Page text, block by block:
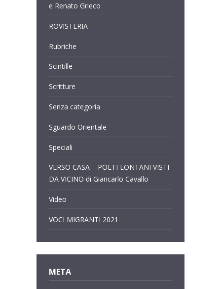
e Renato Grieco
ROVISTERIA
Rubriche
Scintille
Scritture
Senza categoria
Sguardo Orientale
Speciali
VERSO CASA – POETI LONTANI VISTI
DA VICINO di Giancarlo Cavallo
Video
VOCI MIGRANTI 2021
META